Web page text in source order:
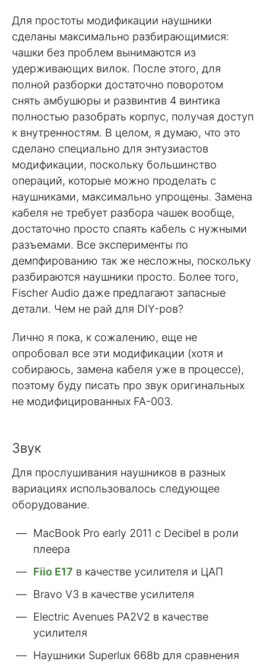
Для простоты модификации наушники
сделаны максимально разбирающимися:
чашки без проблем вынимаются из
удерживающих вилок. После этого, для
полной разборки достаточно поворотом
снять амбушюры и развинтив 4 винтика
полностью разобрать корпус, получая доступ
к внутренностям. В целом, я думаю, что это
сделано специально для энтузиастов
модификации, поскольку большинство
операций, которые можно проделать с
наушниками, максимально упрощены. Замена
кабеля не требует разбора чашек вообще,
достаточно просто спаять кабель с нужными
разъемами. Все эксперименты по
демпфированию так же несложны, поскольку
разбираются наушники просто. Более того,
Fischer Audio даже предлагают запасные
детали. Чем не рай для DIY-ров?
Лично я пока, к сожалению, еще не
опробовал все эти модификации (хотя и
собираюсь, замена кабеля уже в процессе),
поэтому буду писать про звук оригинальных
не модифицированных FA-003.
Звук
Для прослушивания наушников в разных
вариациях использовалось следующее
оборудование.
MacBook Pro early 2011 с Decibel в роли
плеера
Fiio E17 в качестве усилителя и ЦАП
Bravo V3 в качестве усилителя
Electric Avenues PA2V2 в качестве
усилителя
Наушники Superlux 668b для сравнения